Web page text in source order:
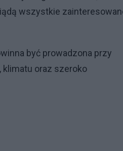
wszystkie
być prowadzona przy
klimatu oraz szeroko